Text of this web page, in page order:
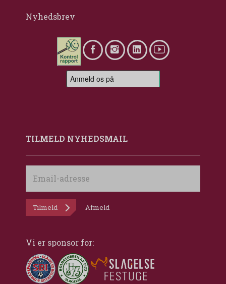
Nyhedsbrev
TILMELD NYHEDSMAIL
adresse
Tilmeld Afmeld
Vi er sponsor for: